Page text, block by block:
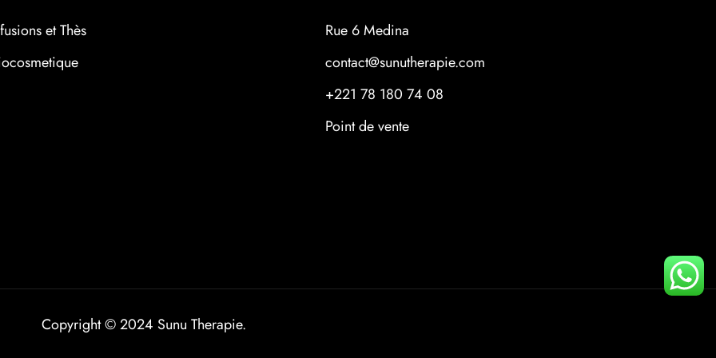
et Thès
Rue 6 Medina
contact@sunutherapie.com
+221 78 180 74 08
Point de vente
Copyright © 2024 Sunu Therapie.